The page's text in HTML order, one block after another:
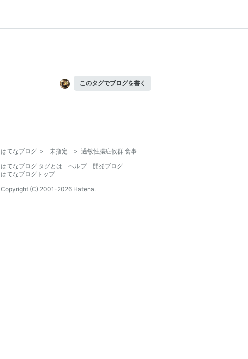
このタグでブログを書く
はてなブログ > 未指定 > 過敏性腸症候群 食事
はてなブログ タグとは
ヘルプ
開発ブログ
はてなブログトップ
Copyright (C) 2001-2026 Hatena.